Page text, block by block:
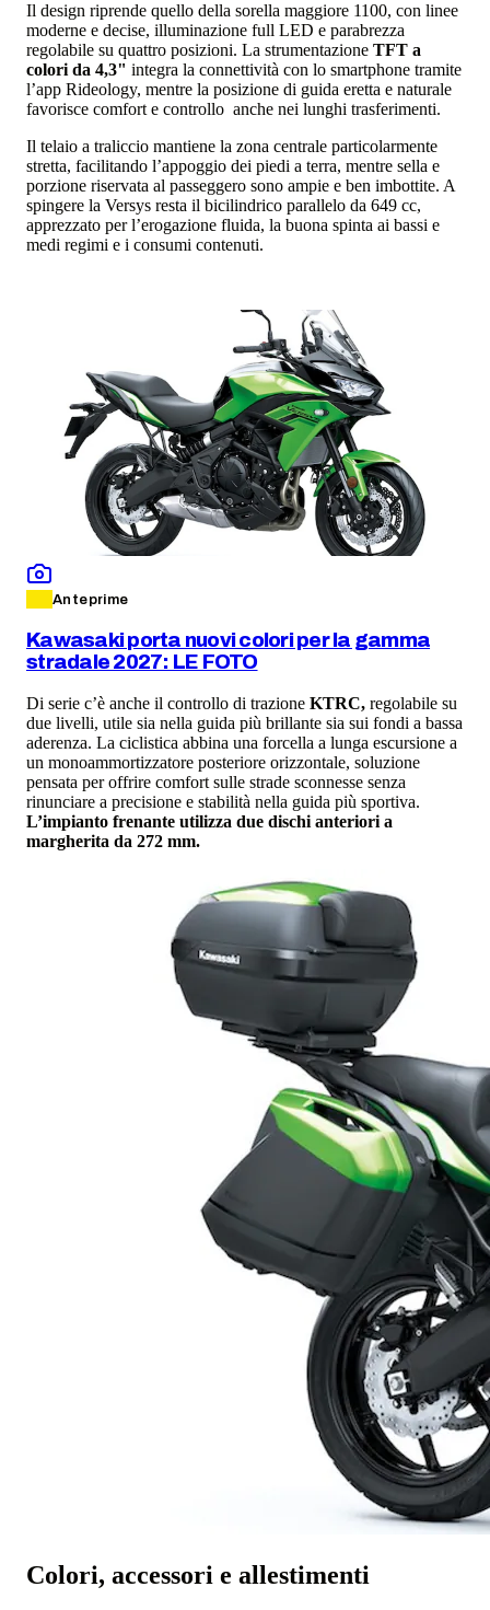
Il design riprende quello della sorella maggiore 1100, con linee
moderne e decise, illuminazione full LED e parabrezza
regolabile su quattro posizioni. La strumentazione TFT a
colori da 4,3" integra la connettività con lo smartphone tramite
l’app Rideology, mentre la posizione di guida eretta e naturale
favorisce comfort e controllo anche nei lunghi trasferimenti.
Il telaio a traliccio mantiene la zona centrale particolarmente
stretta, facilitando l’appoggio dei piedi a terra, mentre sella e
porzione riservata al passeggero sono ampie e ben imbottite. A
spingere la Versys resta il bicilindrico parallelo da 649 cc,
apprezzato per l’erogazione fluida, la buona spinta ai bassi e
medi regimi e i consumi contenuti.
Anteprime
Kawasaki porta nuovi colori per la gamma
stradale 2027: LE FOTO
Di serie c’è anche il controllo di trazione KTRC, regolabile su
due livelli, utile sia nella guida più brillante sia sui fondi a bassa
aderenza. La ciclistica abbina una forcella a lunga escursione a
un monoammortizzatore posteriore orizzontale, soluzione
pensata per offrire comfort sulle strade sconnesse senza
rinunciare a precisione e stabilità nella guida più sportiva.
L’impianto frenante utilizza due dischi anteriori a
margherita da 272 mm.
Colori, accessori e allestimenti